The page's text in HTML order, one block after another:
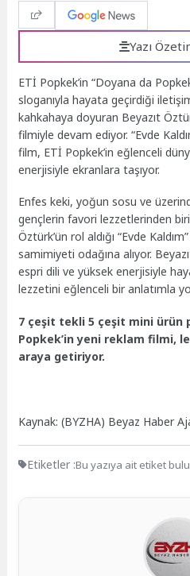
Yazı
ETİ Popkek’in “Doyana da
sloganıyla hayata geçirdiği
kahkahaya doyuran Beyazıt
filmiyle devam ediyor. “Evde
film, ETİ Popkek’in eğlenceli
enerjisiyle ekranlara taşıyor.
Enfes keki, yoğun sosu ve
gençlerin favori lezzetlerinden
Öztürk’ün rol aldığı “Evde
samimiyeti odağına alıyor.
espri dili ve yüksek enerjisiyle
lezzetini eğlenceli bir anlatımla
7 çeşit tekli 5 çeşit mini ürün
Popkek’in yeni reklam filmi,
araya getiriyor.
Kaynak: (BYZHA) Beyaz Haber
Etiketler :Bu yazıya ait etiket